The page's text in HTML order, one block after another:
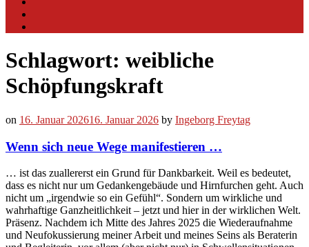
Schlagwort: weibliche
Schöpfungskraft
on 16. Januar 202616. Januar 2026 by Ingeborg Freytag
Wenn sich neue Wege manifestieren …
… ist das zuallererst ein Grund für Dankbarkeit. Weil es bedeutet,
dass es nicht nur um Gedankengebäude und Hirnfurchen geht. Auch
nicht um „irgendwie so ein Gefühl“. Sondern um wirkliche und
wahrhaftige Ganzheitlichkeit – jetzt und hier in der wirklichen Welt.
Präsenz. Nachdem ich Mitte des Jahres 2025 die Wiederaufnahme
und Neufokussierung meiner Arbeit und meines Seins als Beraterin